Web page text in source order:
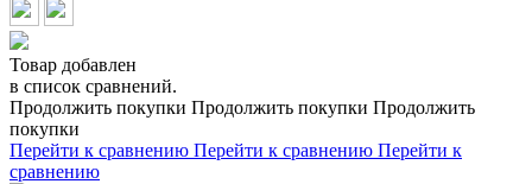
Товар добавлен
в список сравнений.
Продолжить покупки Продолжить покупки Продолжить
покупки
Перейти к сравнению Перейти к сравнению Перейти к
сравнению